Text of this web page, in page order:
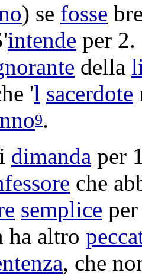
) se fosse
intende per
della
'l sacerdote
9.
dimanda per
che
semplice
ha altro
, che